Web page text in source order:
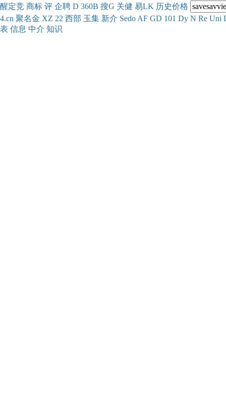
醒定竞 商标 评 企聘 D 360B 搜G 关健 易LK 历史价格
4.cn 聚名金 XZ 22 西部 玉集 新介 Sedo AF GD 101 Dy N Re Uni
表 信息 中介 知识